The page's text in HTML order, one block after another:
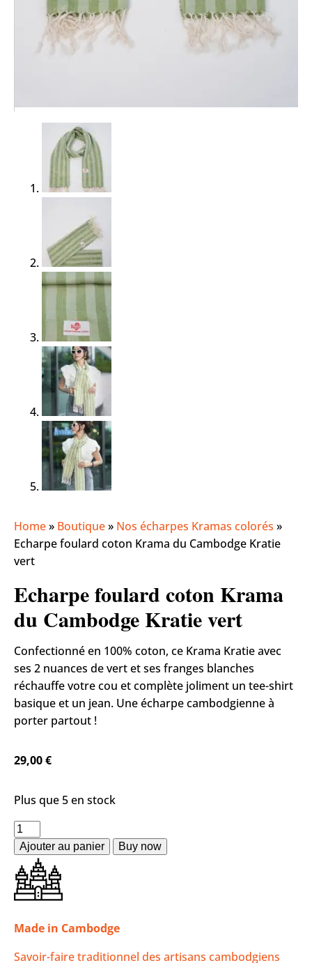
Home» Boutique» Nos écharpes Kramas colorés »
Echarpe foulard coton Krama du Cambodge Kratie
vert
Echarpe foulard coton Krama
du Cambodge Kratie vert
Confectionné en 100% coton, ce Krama Kratie avec
ses 2 nuances de vert et ses franges blanches
réchauffe votre cou et complète joliment un tee-shirt
basique et un jean. Une écharpe cambodgienne à
porter partout !
29,00€
Plus que 5 en stock
Ajouter au panier
Made in Cambodge
Savoir-faire traditionnel des artisans cambodgiens